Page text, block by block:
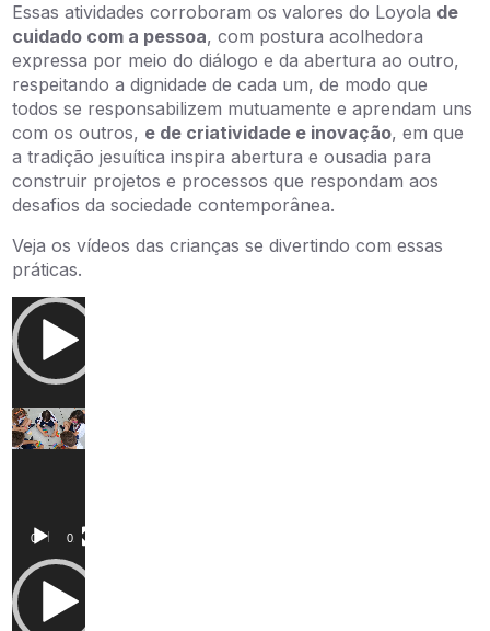
Essas atividades corroboram os valores do Loyola de
cuidado com a pessoa, com postura acolhedora
expressa por meio do diálogo e da abertura ao outro,
respeitando a dignidade de cada um, de modo que
todos se responsabilizem mutuamente e aprendam uns
com os outros, e de criatividade e inovação, em que
a tradição jesuítica inspira abertura e ousadia para
construir projetos e processos que respondam aos
desafios da sociedade contemporânea.
Veja os vídeos das crianças se divertindo com essas
práticas.
Tocador
de
vídeo
00:00 01:31
Tocador
de
vídeo